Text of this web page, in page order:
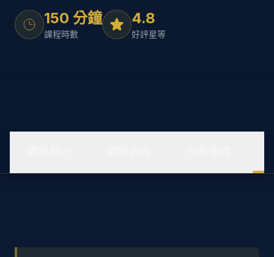
150 分鐘
課程時數
4.8
好評星等